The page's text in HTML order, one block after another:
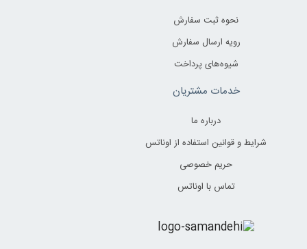
نحوه ثبت سفارش
رویه ارسال سفارش
شیوه‌های پرداخت
خدمات مشتریان
درباره ما
شرایط و قوانین استفاده از اوناتس
حریم خصوصی
تماس با اوناتس